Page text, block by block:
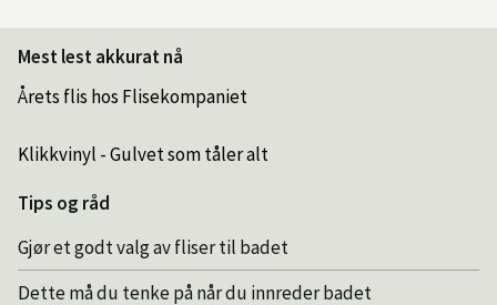
Mest lest akkurat nå
Årets flis hos Flisekompaniet
Klikkvinyl - Gulvet som tåler alt
Tips og råd
Gjør et godt valg av fliser til badet
Dette må du tenke på når du innreder badet